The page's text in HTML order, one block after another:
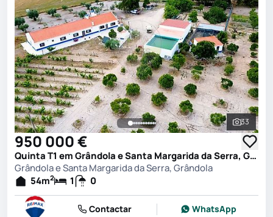
Ver
33
950 000 €
Quinta T1 em Grândola e Santa Margarida da Serra, Grândola
Grândola e Santa Margarida da Serra, Grândola
54m2 1 0
Contactar WhatsApp